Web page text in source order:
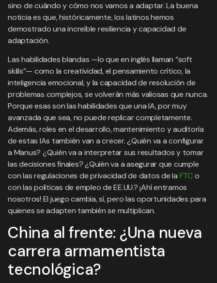
sino de cuándo y cómo nos vamos a adaptar. La buena
noticia es que, históricamente, los latinos hemos
demostrado una increíble resiliencia y capacidad de
adaptación.
Las habilidades blandas —lo que en inglés llaman “soft
skills”— como la creatividad, el pensamiento crítico, la
inteligencia emocional, y la capacidad de resolución de
problemas complejos, se volverán más valiosas que nunca.
Porque esas son las habilidades que una IA, por muy
avanzada que sea, no puede replicar completamente.
Además, roles en el desarrollo, mantenimiento y auditoría
de estas IAs también van a crecer. ¿Quién va a configurar
a Manus? ¿Quién va a interpretar sus resultados y tomar
las decisiones finales? ¿Quién va a asegurar que cumple
con las regulaciones de privacidad de datos de la FTCo
con las políticas de empleo de EE.UU.? ¡Ahí entramos
nosotros! El juego cambia, sí, pero las oportunidades para
quienes se adapten también se multiplican.
China al frente: ¿Una nueva
carrera armamentista
tecnológica?